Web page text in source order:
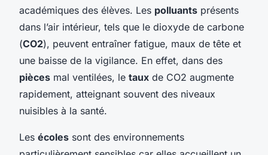
académiques des élèves. Les polluants présents
dans l’air intérieur, tels que le dioxyde de carbone
(CO2), peuvent entraîner fatigue, maux de tête et
une baisse de la vigilance. En effet, dans des
pièces mal ventilées, le taux de CO2 augmente
rapidement, atteignant souvent des niveaux
nuisibles à la santé.
Les écoles sont des environnements